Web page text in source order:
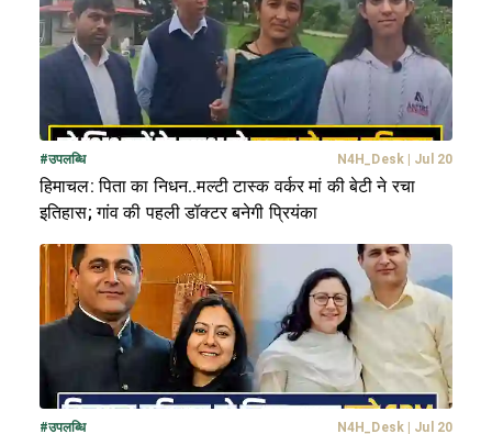
#उपलब्धि N4H_Desk| Jul 20
हिमाचल: पिता का निधन..मल्टी टास्क वर्कर मां की बेटी ने रचा
इतिहास; गांव की पहली डॉक्टर बनेगी प्रियंका
#उपलब्धि N4H_Desk| Jul 20